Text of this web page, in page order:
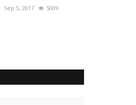
Sep 5, 2017 5009